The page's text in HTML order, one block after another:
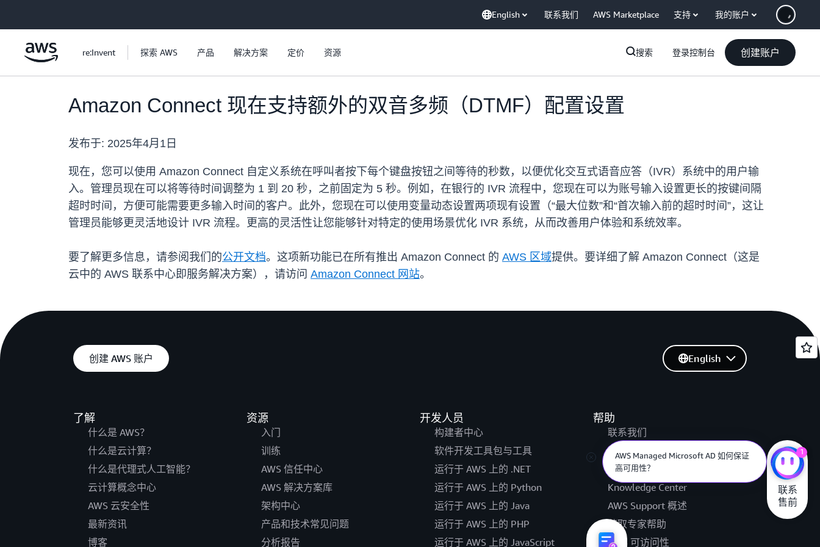
English 联系我们 AWS Marketplace 支持 我的账户
re:Invent 探索 AWS 产品 解决方案 定价 资源 搜索 登录控制台 创建账户
Amazon Connect 现在支持额外的双音多频（DTMF）配置设置
发布于: 2025年4月1日
现在，您可以使用 Amazon Connect 自定义系统在呼叫者按下每个键盘按钮之间等待的秒数，以便优化交互式语音应答（IVR）系统中的用户输
入。管理员现在可以将等待时间调整为 1 到 20 秒，之前固定为 5 秒。例如，在银行的 IVR 流程中，您现在可以为账号输入设置更长的按键间隔
超时时间，方便可能需要更多输入时间的客户。此外，您现在可以使用变量动态设置两项现有设置（“最大位数”和“首次输入前的超时时间”，这让
管理员能够更灵活地设计 IVR 流程。更高的灵活性让您能够针对特定的使用场景优化 IVR 系统，从而改善用户体验和系统效率。
要了解更多信息，请参阅我们的公开文档。这项新功能已在所有推出 Amazon Connect 的 AWS 区域提供。要详细了解 Amazon Connect（这是
云中的 AWS 联系中心即服务解决方案），请访问 Amazon Connect 网站。
创建 AWS 账户
了解
什么是 AWS？
什么是云计算？
什么是代理式人工智能？
云计算概念中心
AWS 云安全性
最新资讯
博客
资源
入门
训练
AWS 信任中心
AWS 解决方案库
架构中心
产品和技术常见问题
分析报告
开发人员
构建者中心
软件开发工具包与工具
运行于 AWS 上的 .NET
运行于 AWS 上的 Python
运行于 AWS 上的 Java
运行于 AWS 上的 PHP
运行于 AWS 上的 JavaScript
帮助
联系我们
提交支持工单
AWS re:Post
Knowledge Center
AWS Support 概述
获取专家帮助
AWS 可访问性
English
AWS Managed Microsoft AD 如何保证
高可用性？
1
联系
售前